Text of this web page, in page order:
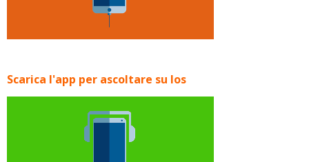
Scarica l'app per ascoltare su Ios